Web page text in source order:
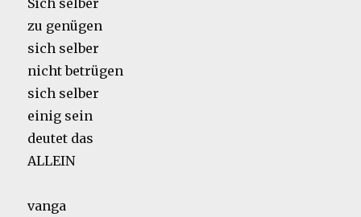
Sich selber
zu genügen
sich selber
nicht betrügen
sich selber
einig sein
deutet das
ALLEIN
vanga